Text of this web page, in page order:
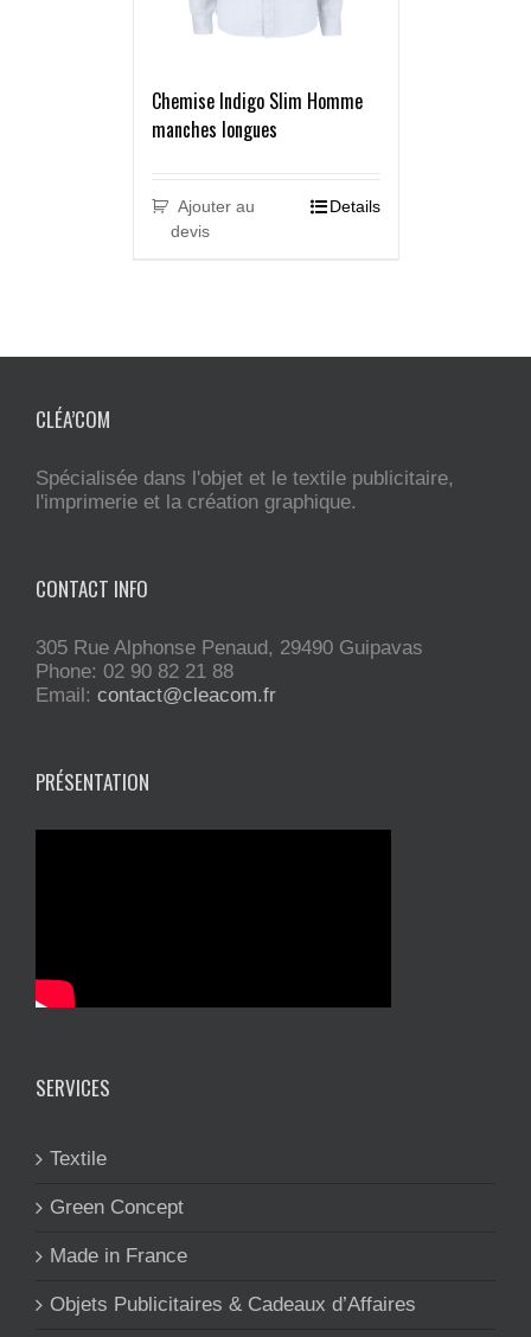
Chemise Indigo Slim Homme
manches longues
Ajouter au
devis
Details
CLÉA’COM
Spécialisée dans l'objet et le textile publicitaire,
l'imprimerie et la création graphique.
CONTACT INFO
305 Rue Alphonse Penaud, 29490 Guipavas
Phone: 02 90 82 21 88
Email: contact@cleacom.fr
PRÉSENTATION
SERVICES
Textile
Green Concept
Made in France
Objets Publicitaires & Cadeaux d’Affaires